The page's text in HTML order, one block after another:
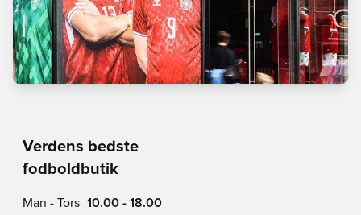
Verdens bedste
fodboldbutik
Man - Tors 10.00 - 18.00